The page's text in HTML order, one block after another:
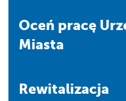
Oceń pracę Urzędu
Miasta
Rewitalizacja